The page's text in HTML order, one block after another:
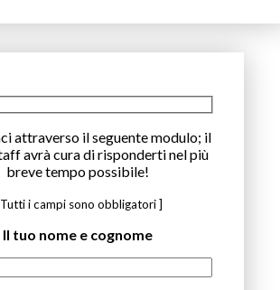
attraverso il seguente modulo; il
avrà cura di risponderti nel più
breve tempo possibile!
i campi sono obbligatori ]
Il tuo nome e cognome